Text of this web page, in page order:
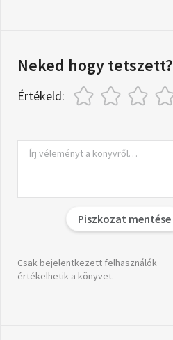
Neked hogy tetszett?
Értékeld:
Piszkozat mentése
Csak bejelentkezett felhasználók
értékelhetik a könyvet.